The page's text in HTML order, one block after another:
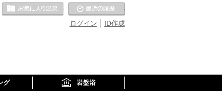
ID作成
ログイン
お気に入りの温泉
グ 岩盤浴